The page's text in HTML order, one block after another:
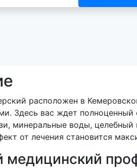
расположен в
Здесь вас ждет
минеральные воды,
от лечения становится
медицинский